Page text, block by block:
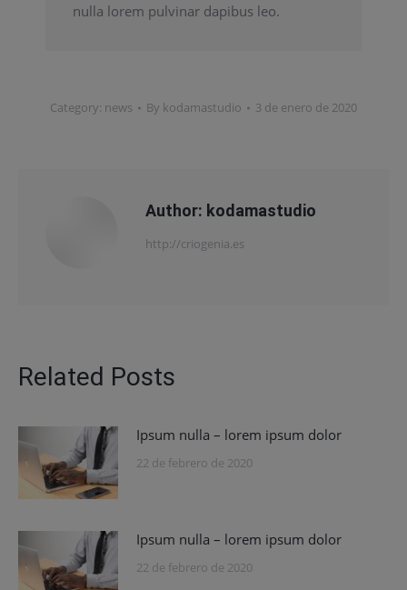
nulla lorem pulvinar dapibus leo.
Category: news By kodamastudio 3 de enero de 2020
Author: kodamastudio
http://criogenia.es
Related Posts
Ipsum nulla – lorem ipsum dolor
22 de febrero de 2020
Ipsum nulla – lorem ipsum dolor
22 de febrero de 2020